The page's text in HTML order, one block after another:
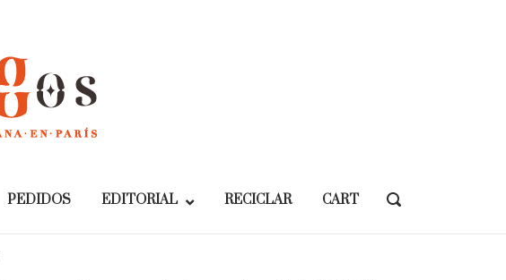
PEDIDOS EDITORIAL RECICLAR CART
OPEN
BAR